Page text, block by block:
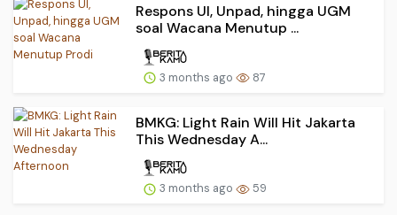
Respons UI, Unpad, hingga UGM
soal Wacana Menutup ...
3 months ago 87
BMKG: Light Rain Will Hit Jakarta
This Wednesday A...
3 months ago 59